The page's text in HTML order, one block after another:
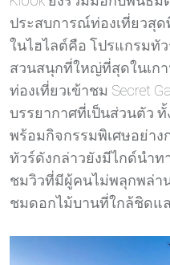
ประสบการณ์ท่องเที่ยวสุ
ในไฮไลต์คือ โปรแกรมทั
สวนสนุกที่ใหญ่ที่สุดในเก
ท่องเที่ยวเข้าชม Secret
บรรยากาศที่เป็นส่วนตัว
พร้อมกิจกรรมพิเศษอย่า
ทัวร์ดังกล่าวยังมีไกด์นำท
ชมวิวที่มีผู้คนไม่พลุกพล่า
ชมดอกไม้บานที่ใกล้ชิดแ